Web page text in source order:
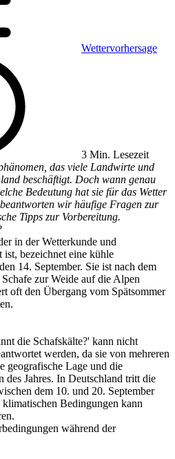
Wettervorhersage
3 Min. Lesezeit
das viele Landwirte und
beschäftigt. Doch wann genau
Bedeutung hat sie für das Wetter
wir häufige Fragen zur
Tipps zur Vorbereitung.
in der Wetterkunde und
bezeichnet eine kühle
14. September. Sie ist nach dem
zur Weide auf die Alpen
oft den Übergang vom Spätsommer
die Schafskälte?' kann nicht
werden, da sie von mehreren
geografische Lage und die
des Jahres. In Deutschland tritt die
dem 10. und 20. September
Bedingungen kann
während der